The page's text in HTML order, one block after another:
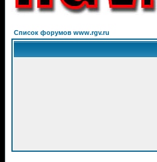
Список форумов www.rgv.ru